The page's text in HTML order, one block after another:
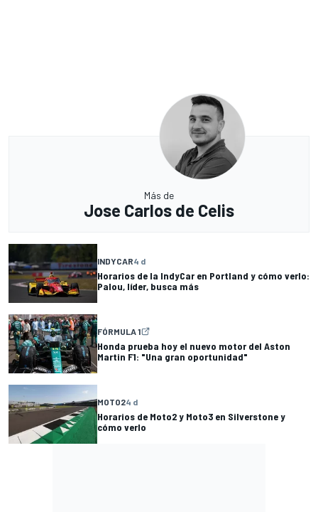
Más de
Jose Carlos de Celis
INDYCAR4 d
Horarios de la IndyCar en Portland y cómo verlo:
Palou, líder, busca más
FÓRMULA 1
Honda prueba hoy el nuevo motor del Aston
Martin F1: "Una gran oportunidad"
MOTO24 d
Horarios de Moto2 y Moto3 en Silverstone y
cómo verlo